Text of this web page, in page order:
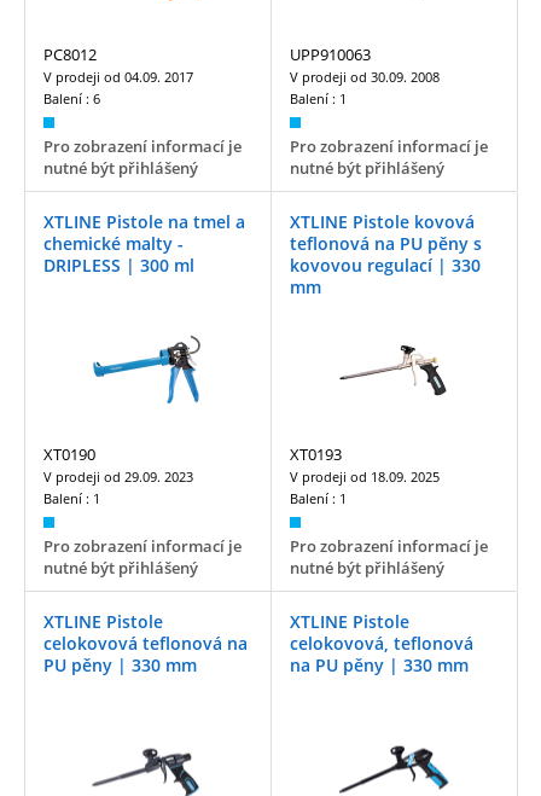
PC8012
V prodeji od 04.09. 2017
Balení : 6
Pro zobrazení informací je
nutné být přihlášený
UPP910063
V prodeji od 30.09. 2008
Balení : 1
Pro zobrazení informací je
nutné být přihlášený
XTLINE Pistole na tmel a
chemické malty -
DRIPLESS | 300 ml
XT0190
V prodeji od 29.09. 2023
Balení : 1
Pro zobrazení informací je
nutné být přihlášený
XTLINE Pistole kovová
teflonová na PU pěny s
kovovou regulací | 330
mm
XT0193
V prodeji od 18.09. 2025
Balení : 1
Pro zobrazení informací je
nutné být přihlášený
XTLINE Pistole
celokovová teflonová na
PU pěny | 330 mm
XTLINE Pistole
celokovová, teflonová
na PU pěny | 330 mm